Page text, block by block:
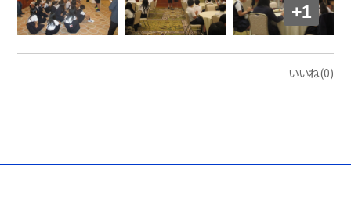
+1
いいね(0)